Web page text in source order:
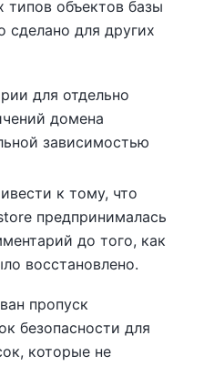
типов объектов базы
сделано для других
для отдельно
домена
зависимостью
к тому, что
предпринималась
до того, как
восстановлено.
пропуск
безопасности для
которые не